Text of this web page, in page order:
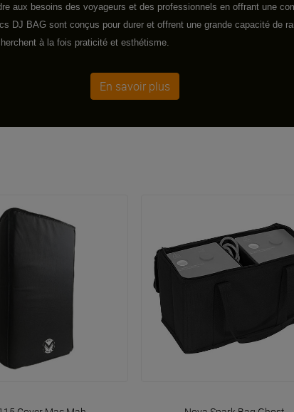
aux besoins des voyageurs et des professionnels en offrant une
DJ BAG sont conçus pour durer et offrent une grande capacité de
à la fois praticité et esthétisme.
En savoir plus
EN DÉTAIL VOIR EN DÉTAIL